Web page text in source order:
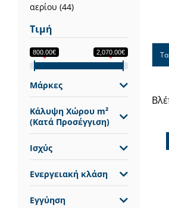
αερίου (44)
Τιμή
800.00€ 2,070.00€
Μάρκες
Κάλυψη Χώρου m²
(Κατά Προσέγγιση)
Ισχύς
Ενεργειακή κλάση
Εγγύηση